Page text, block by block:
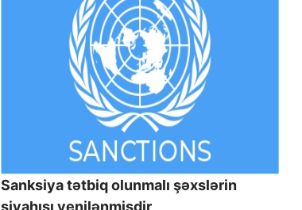
Sanksiya tətbiq olunmalı şəxslərin
siyahısı yenilənmişdir